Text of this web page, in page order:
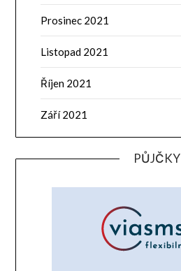
Prosinec 2021
Listopad 2021
Říjen 2021
Září 2021
PŮJČKY